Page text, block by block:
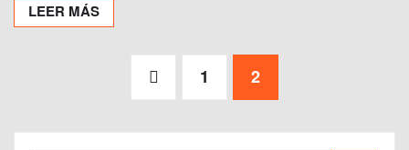
LEER MÁS
1 2